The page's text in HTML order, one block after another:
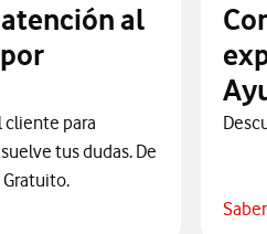
al
cliente para
tus dudas. De
Gratuito.
al cliente de Vodafone por